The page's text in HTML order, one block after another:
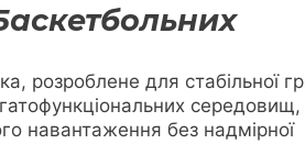
розроблене для стабільної
навантаження без надмірної